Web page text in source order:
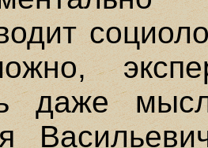
даже